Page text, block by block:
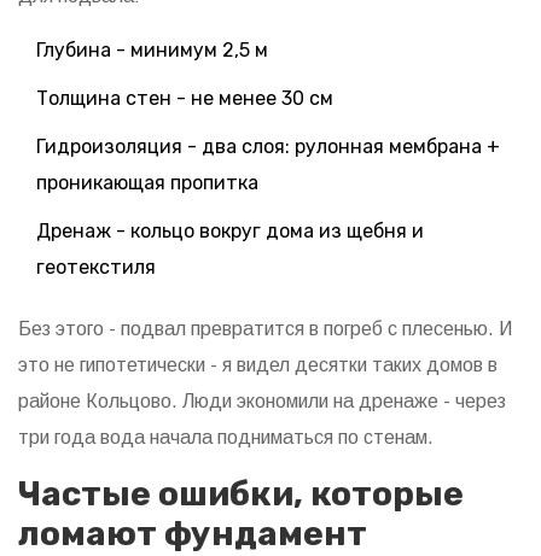
Глубина - минимум 2,5 м
Толщина стен - не менее 30 см
Гидроизоляция - два слоя: рулонная мембрана +
проникающая пропитка
Дренаж - кольцо вокруг дома из щебня и
геотекстиля
Без этого - подвал превратится в погреб с плесенью. И
это не гипотетически - я видел десятки таких домов в
районе Кольцово. Люди экономили на дренаже - через
три года вода начала подниматься по стенам.
Частые ошибки, которые
ломают фундамент